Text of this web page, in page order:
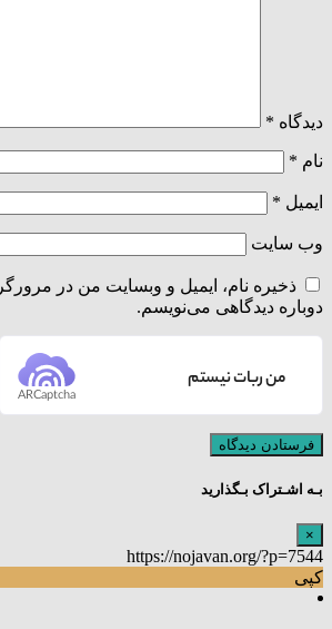
دیدگاه *
نام *
ایمیل *
وب‌ سایت
ذخیره نام، ایمیل و وبسایت من در
دوباره دیدگاهی می‌نویسم.
من ربات نیستم
ARCaptcha
بـه اشـتراک بـگذارید
×
https://nojavan.org/?p=7544
کپی